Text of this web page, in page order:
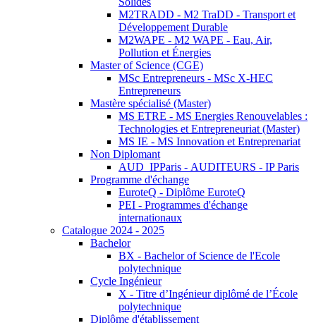
M2TRADD - M2 TraDD - Transport et
Développement Durable
M2WAPE - M2 WAPE - Eau, Air,
Pollution et Énergies
Master of Science (CGE)
MSc Entrepreneurs - MSc X-HEC
Entrepreneurs
Mastère spécialisé (Master)
MS ETRE - MS Energies Renouvelables :
Technologies et Entrepreneuriat (Master)
MS IE - MS Innovation et Entreprenariat
Non Diplomant
AUD_IPParis - AUDITEURS - IP Paris
Programme d'échange
EuroteQ - Diplôme EuroteQ
PEI - Programmes d'échange
internationaux
Catalogue 2024 - 2025
Bachelor
BX - Bachelor of Science de l'Ecole
polytechnique
Cycle Ingénieur
X - Titre d’Ingénieur diplômé de l’École
polytechnique
Diplôme d'établissement